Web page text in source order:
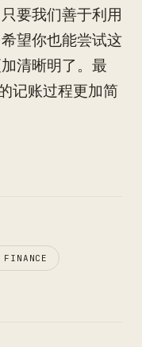
要我们善于利用
望你也能尝试这
清晰明了。最
记账过程更加简
FINANCE